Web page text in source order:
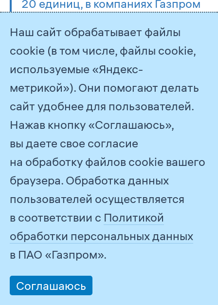
20 единиц, в компаниях Газпром
количества очистных
сооружений, введенных в 2024 г.,
в Компаниях ПАО «Газпром»
введено 16 единиц мощностью
9,49 тыс. м3/ сут.
Объемы сбросов загрязненных сточных
вод приведены вПриложении.
Рециркуляция и повторное
использование воды в Группе
Газпром
Показатель 2022
Объем
оборотной
11 888,10
Наш сайт обрабатывает файлы
cookie (в том числе, файлы cookie,
используемые «Яндекс-
метрикой»). Они помогают делать
сайт удобнее для пользователей.
Нажав кнопку «Соглашаюсь»,
вы даете свое согласие
на обработку файлов cookie вашего
браузера. Обработка данных
пользователей осуществляется
в соответствии с Политикой
обработки персональных данных
в ПАО «Газпром».
Соглашаюсь